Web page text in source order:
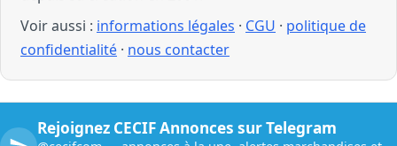
Voir aussi : informations légales · CGU · politique de
confidentialité · nous contacter
Rejoignez CECIF Annonces sur Telegram